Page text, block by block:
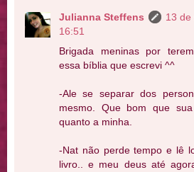
Julianna Steffens
13 de
16:51
Brigada meninas por
essa bíblia que escrevi ^^
-Ale se separar dos
mesmo. Que bom que
quanto a minha.
-Nat não perde tempo e lê
livro.. e meu deus até